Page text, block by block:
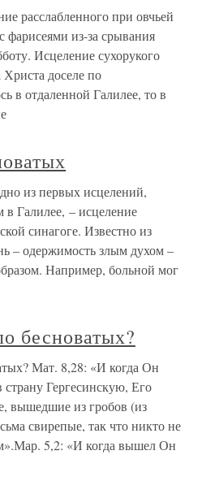
расслабленного при овчьей
фарисеями из-за срывания
Исцеление сухорукого
доселе по
в отдаленной Галилее, то в
из первых исцелений,
Галилее, – исцеление
синагоге. Известно из
– одержимость злым духом –
Например, больной мог
бесноватых?
Мат. 8,28: «И когда Он
Гергесинскую, Его
вышедшие из гробов (из
свирепые, так что никто не
5,2: «И когда вышел Он